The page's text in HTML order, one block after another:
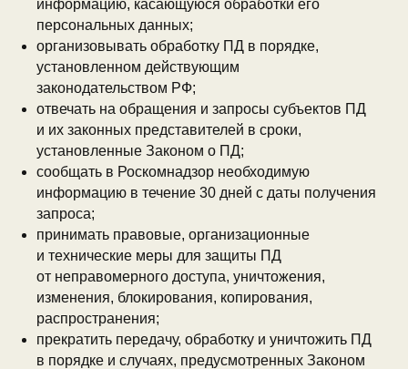
информацию, касающуюся обработки его
персональных данных;
организовывать обработку ПД в порядке,
установленном действующим
законодательством РФ;
отвечать на обращения и запросы субъектов ПД
и их законных представителей в сроки,
установленные Законом о ПД;
сообщать в Роскомнадзор необходимую
информацию в течение 30 дней с даты получения
запроса;
принимать правовые, организационные
и технические меры для защиты ПД
от неправомерного доступа, уничтожения,
изменения, блокирования, копирования,
распространения;
прекратить передачу, обработку и уничтожить ПД
в порядке и случаях, предусмотренных Законом